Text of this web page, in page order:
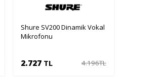
Shure SV200 Dinamik Vokal
Mikrofonu
2.727 TL 4.196TL